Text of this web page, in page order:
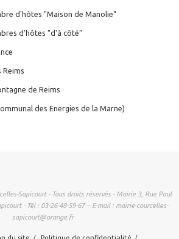
d'hôtes "Maison de Manolie"
d'hôtes "d'à côté"
Reims
de Reims
des Energies de la Marne)
Sapicourt - Tous droits réservés - Mairie 3, Rue Paul
- Tél : 03-26-48-59-67 – E-mail : mairie-courcelles-
sapicourt@orange.fr
du site Politique de confidentialité